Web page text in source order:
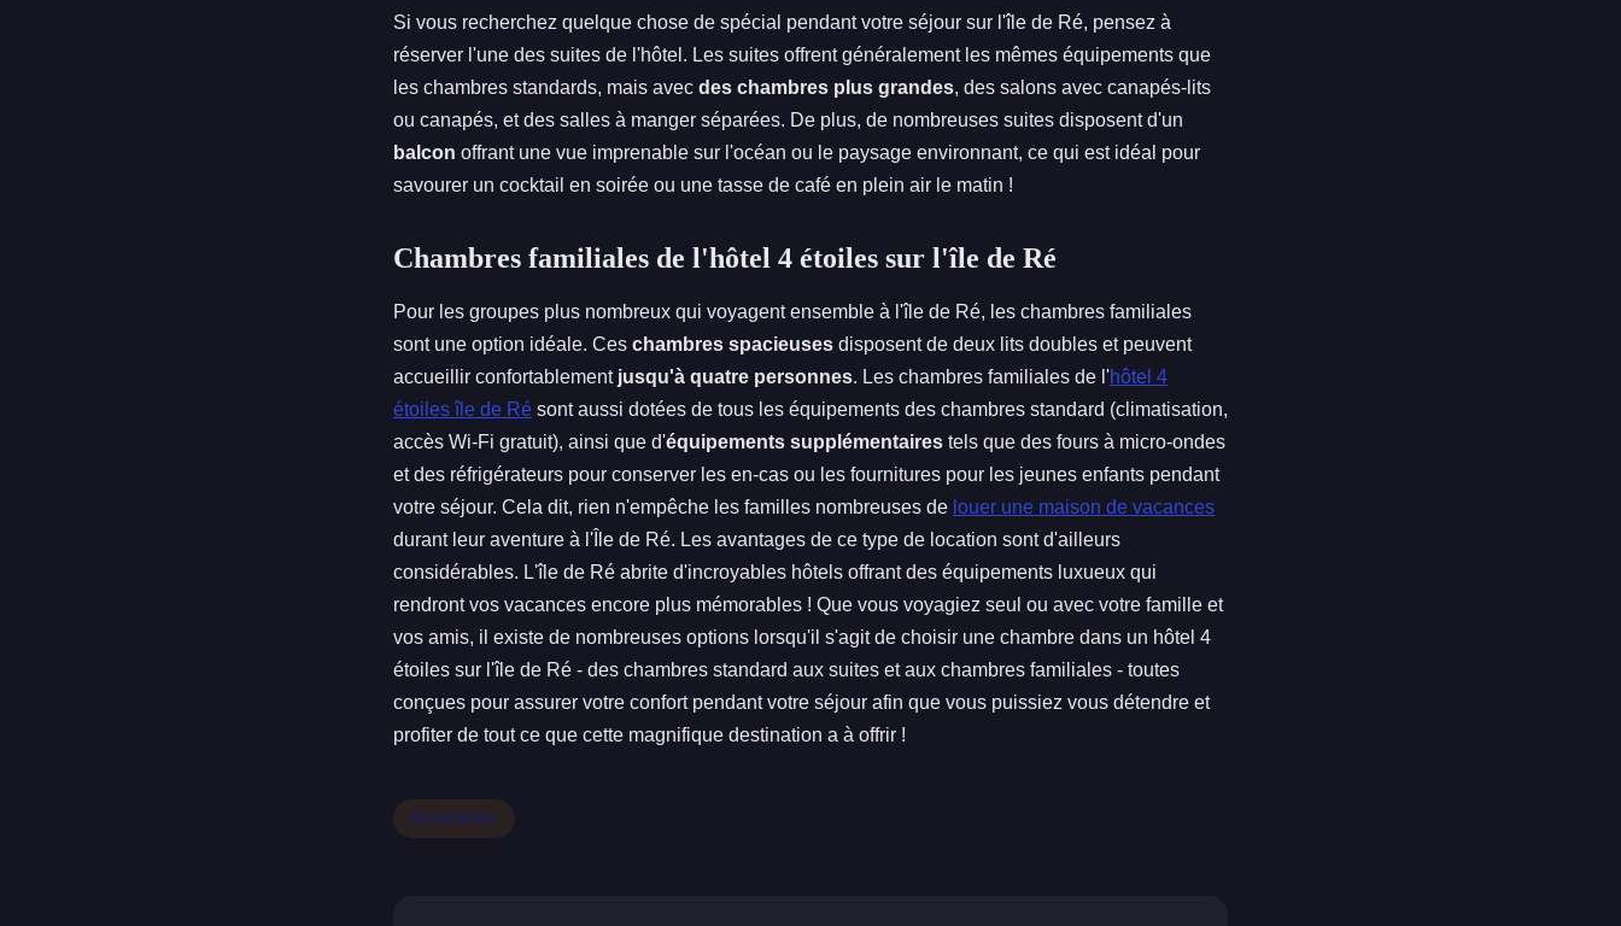
Si vous recherchez quelque chose de spécial pendant votre séjour sur l'île de Ré, pensez à
réserver l'une des suites de l'hôtel. Les suites offrent généralement les mêmes équipements que
les chambres standards, mais avec des chambres plus grandes, des salons avec canapés-lits
ou canapés, et des salles à manger séparées. De plus, de nombreuses suites disposent d'un
balcon offrant une vue imprenable sur l'océan ou le paysage environnant, ce qui est idéal pour
savourer un cocktail en soirée ou une tasse de café en plein air le matin !
Chambres familiales de l'hôtel 4 étoiles sur l'île de Ré
Pour les groupes plus nombreux qui voyagent ensemble à l'île de Ré, les chambres familiales
sont une option idéale. Ces chambres spacieuses disposent de deux lits doubles et peuvent
accueillir confortablement jusqu'à quatre personnes. Les chambres familiales de l'hôtel 4
étoiles île de Ré sont aussi dotées de tous les équipements des chambres standard (climatisation,
accès Wi-Fi gratuit), ainsi que d'équipements supplémentaires tels que des fours à micro-ondes
et des réfrigérateurs pour conserver les en-cas ou les fournitures pour les jeunes enfants pendant
votre séjour. Cela dit, rien n'empêche les familles nombreuses de louer une maison de vacances
durant leur aventure à l'Île de Ré. Les avantages de ce type de location sont d'ailleurs
considérables. L'île de Ré abrite d'incroyables hôtels offrant des équipements luxueux qui
rendront vos vacances encore plus mémorables ! Que vous voyagiez seul ou avec votre famille et
vos amis, il existe de nombreuses options lorsqu'il s'agit de choisir une chambre dans un hôtel 4
étoiles sur l'île de Ré - des chambres standard aux suites et aux chambres familiales - toutes
conçues pour assurer votre confort pendant votre séjour afin que vous puissiez vous détendre et
profiter de tout ce que cette magnifique destination a à offrir !
Destinations